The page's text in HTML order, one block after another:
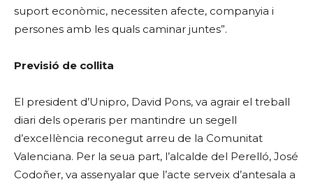
suport econòmic, necessiten afecte, companyia i
persones amb les quals caminar juntes”.
Previsió de collita
El president d’Unipro, David Pons, va agrair el treball
diari dels operaris per mantindre un segell
d’excel·lència reconegut arreu de la Comunitat
Valenciana. Per la seua part, l’alcalde del Perelló, José
Codoñer, va assenyalar que l’acte serveix d’antesala a